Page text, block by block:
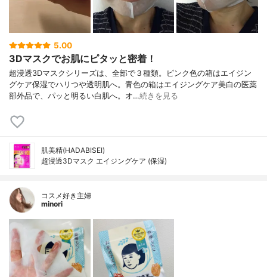
5.00
3Dマスクでお肌にピタッと密着！
超浸透3Dマスクシリーズは、全部で３種類。ピンク色の箱はエイジン
グケア保湿でハリつや透明肌へ。青色の箱はエイジングケア美白の医薬
部外品で、パッと明るい白肌へ。オ…続きを見る
肌美精(HADABISEI)
超浸透3Dマスク エイジングケア (保湿)
コスメ好き主婦
minori